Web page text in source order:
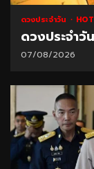
ดวงประจำวัน
ดวงประจำ
07/08/2026